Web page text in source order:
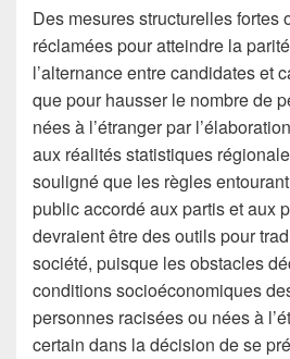
Des mesures structurelles fortes
réclamées pour atteindre la
l’alternance entre candidates et
que pour hausser le nombre de
nées à l’étranger par
aux réalités statistiques
souligné que les règles
public accordé aux partis et aux
devraient être des outils pour
société, puisque les obstacles
conditions socioéconomiques
personnes racisées ou nées à
certain dans la décision de se